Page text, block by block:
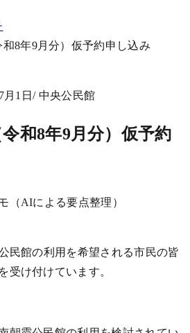
8年9月分）仮予約申し込み
月1日/ 中央公民館
和8年9月分）仮予約
（AIによる要点整理）
民館の利用を希望される市民の皆
受け付けています。